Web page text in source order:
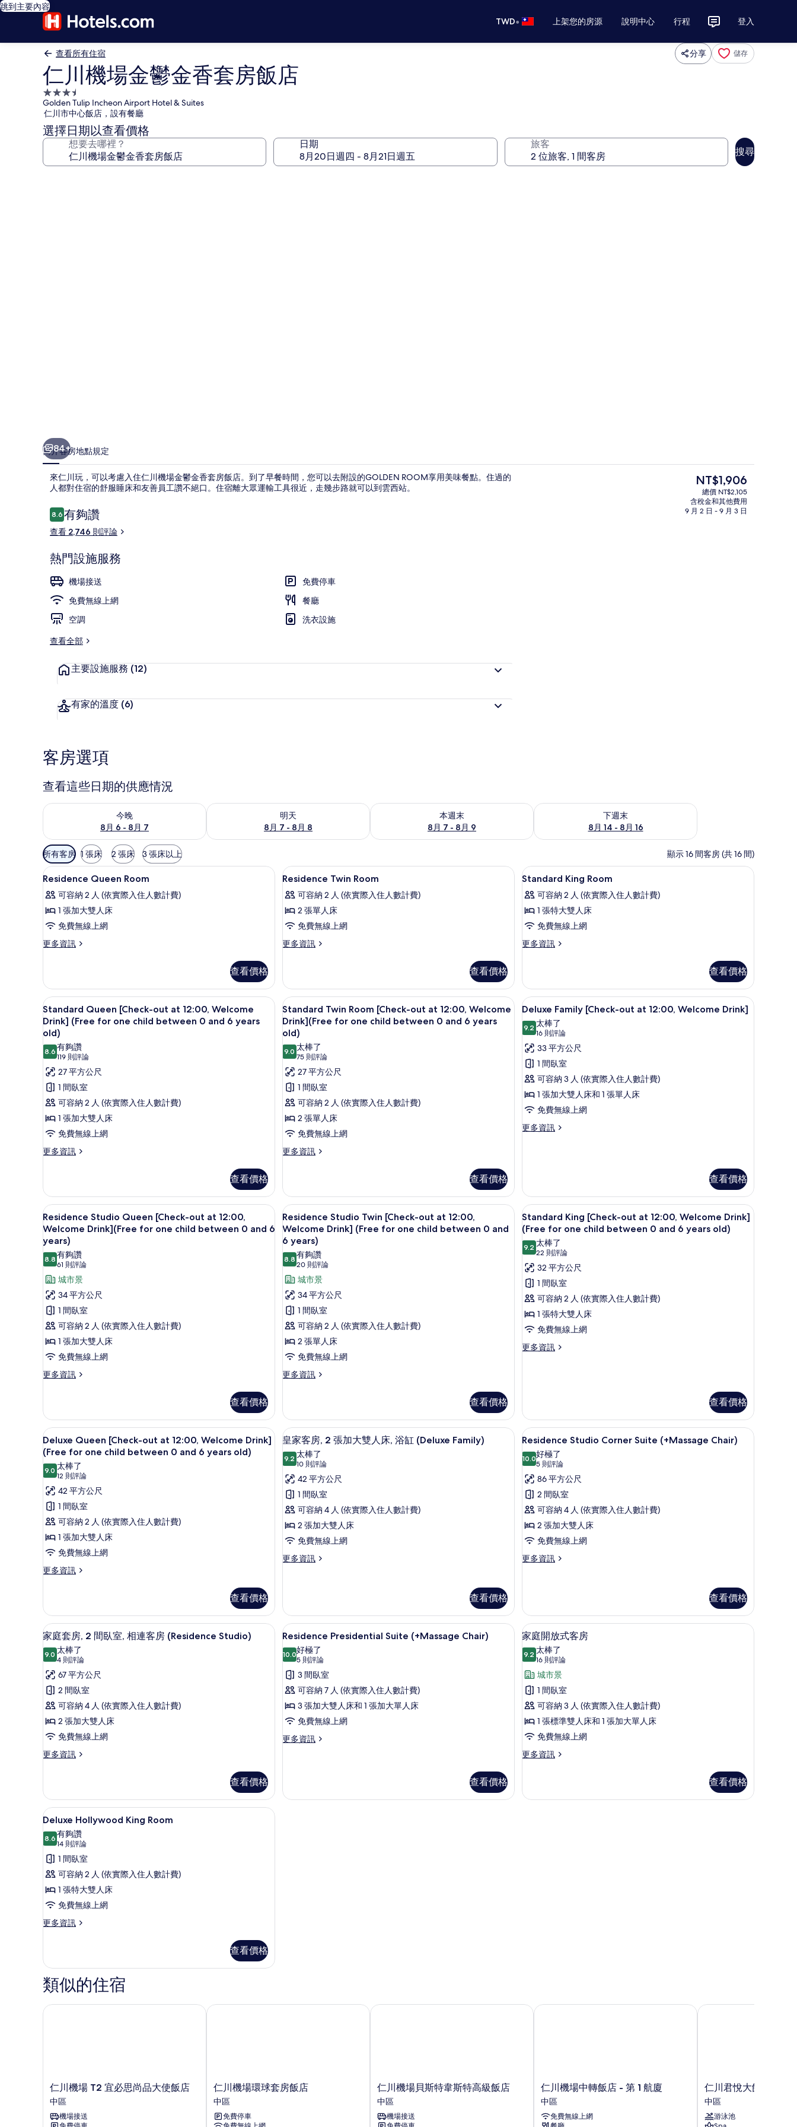
跳到主要內容
TWD• 上架您的房源 說明中心 行程 登入
查看所有住宿 分享 儲存
仁川機場金鬱金香套房飯店
3.5
星
級
住
宿
Golden Tulip Incheon Airport Hotel & Suites
仁川市中心飯店，設有餐廳
選擇日期以查看價格
想要去哪裡？ 日期 旅客
搜尋
片
集
接待大廳
84+
簡介客房地點規定
來仁川玩，可以考慮入住仁川機場金鬱金香套房飯店。到了早餐時間，您可以去附設的GOLDEN ROOM享用美味餐點。住過的
人都對住宿的舒服睡床和友善員工讚不絕口。住宿離大眾運輸工具很近，走幾步路就可以到雲西站。
評
論
8.68.6 分，滿分 10 分，
有夠讚
查看 2,746 則評論
熱門設施服務
機場接送
免費停車
免費無線上網
餐廳
空調
洗衣設施
查看全部
主要設施服務 (12)
有家的溫度 (6)
目
前
的
價
NT$1,906
總價 NT$2,105
含稅金和其他費用
9 月 2 日 - 9 月 3 日
客房選項
查看這些日期的供應情況
今晚
8月 6 - 8月 7
查看今晚 (8月 6 - 8月 7) 的供應情況
明天
8月 7 - 8月 8
查看明天 (8月 7 - 8月 8) 的供應情況
本週末
8月 7 - 8月 9
查看本週末 (8月 7 - 8月 9) 的供應情況
下週末
8月 14 - 8月 16
查看下週末 (8月 14 - 8月 16) 的供應情況
可
用
的
客
房
篩
選
條
所有客房 1 張床 2 張床 3 張床以上 顯示 16 間客房 (共 16 間)
顯
示
Residence
Queen
Room
的
相
片
遮光布/窗簾、免費無線上網、床單
3
Residence Queen Room
可容納 2 人 (依實際入住人數計費)
1 張加大雙人床
免費無線上網
更多資訊
更
Room
的
詳
情
查看價格
顯
示
Residence
Twin
Room
的
相
片
遮光布/窗簾、免費無線上網、床單
3
Residence Twin Room
可容納 2 人 (依實際入住人數計費)
2 張單人床
免費無線上網
更多資訊
更
Room
的
詳
情
查看價格
顯
示
Standard
King
Room
的
相
片
遮光布/窗簾、免費無線上網、床單
2
Standard King Room
可容納 2 人 (依實際入住人數計費)
1 張特大雙人床
免費無線上網
更多資訊
更
Room
的
詳
查看價格
顯
示
Standard
Queen
[Check-
out
at
12:00,
Welcome
Drink]
for
between
0
and
6
years
old)
的
所
有
相
片
Standard Queen [Check-out at 12:00, Welcome Drink] (Free for one child between 0 and 6 years old) | 遮光布/窗簾、免費無線上網、床單
4
Standard Queen [Check-out at 12:00, Welcome
Drink] (Free for one child between 0 and 6 years
old)
8.68.6 分，滿分 10 分
有夠讚
119 則評論
(119
則
評
論)
27 平方公尺
1 間臥室
可容納 2 人 (依實際入住人數計費)
1 張加大雙人床
免費無線上網
更多資訊
更
[Check-
out
at
12:00,
Welcome
Drink]
(Free
for
one
child
between
0
and
6
years
old)
詳
查看價格
顯
示
Standard
Twin
Room
[Check-
out
at
12:00,
Welcome
(Free
child
between
0
and
6
years
old)
的
所
有
相
片
Standard Twin Room [Check-out at 12:00, Welcome Drink](Free for one child between 0 and 6 years old) | 遮光布
4
Standard Twin Room [Check-out at 12:00, Welcome
Drink](Free for one child between 0 and 6 years
old)
9.09.0 分，滿分 10 分
太棒了
75 則評論
(75
則
評
論)
27 平方公尺
1 間臥室
可容納 2 人 (依實際入住人數計費)
2 張單人床
免費無線上網
更多資訊
更
Room
[Check-
out
at
12:00,
Welcome
Drink]
(Free
for
one
child
between
0
and
6
years
的
查看價格
顯
示
Deluxe
Family
[Check-
out
at
12:00,
Welcome
Drink]
相
片
Deluxe Family [Check-out at 12:00,
4
Deluxe Family [Check-out at 12:00, Welcome Drink]
9.29.2 分，滿分 10 分
太棒了
16 則評論
(16
則
評
論)
33 平方公尺
1 間臥室
可容納 3 人 (依實際入住人數計費)
1 張加大雙人床和 1 張單人床
免費無線上網
更多資訊
更
at
12:00,
Welcome
Drink]
的
詳
情
查看價格
顯
示
Residence
Studio
Queen
[Check-
out
at
12:00,
Welcome
Drink]
(Free
for
between
0
and
6
years)
的
所
有
相
片
Residence Studio Queen [Check-out at 12:00, Welcome Drink](Free for one child between 0 and 6 years) | 遮光布/窗簾、免費無線上網、床單
6
Residence Studio Queen [Check-out at 12:00,
Welcome Drink](Free for one child between 0 and 6
years)
8.88.8 分，滿分 10 分
有夠讚
61 則評論
(61
則
評
論)
城市景
34 平方公尺
1 間臥室
可容納 2 人 (依實際入住人數計費)
1 張加大雙人床
免費無線上網
更多資訊
更
Queen
[Check-
out
at
12:00,
Welcome
Drink]
(Free
for
one
child
between
and
6
years)
情
查看價格
顯
示
Residence
Studio
Twin
[Check-
out
at
12:00,
Welcome
Drink]
(Free
for
between
0
and
6
years)
的
所
有
相
Residence Studio Twin [Check-out at 12:00, Welcome Drink] (Free for one child between 0 and 6 years) | 遮光布/
4
Residence Studio Twin [Check-out at 12:00,
Welcome Drink] (Free for one child between 0 and
6 years)
8.88.8 分，滿分 10 分
有夠讚
20 則評論
(20
則
評
論)
城市景
34 平方公尺
1 間臥室
可容納 2 人 (依實際入住人數計費)
2 張單人床
免費無線上網
更多資訊
更
Twin
[Check-
out
12:00,
Welcome
Drink]
(Free
for
one
child
between
0
and
6
情
查看價格
顯
示
Standard
King
[Check-
out
at
12:00,
Welcome
Drink]
(Free
0
and
6
years
old)
的
所
有
相
Standard King [Check-out at 12:00,
5
Standard King [Check-out at 12:00, Welcome Drink]
(Free for one child between 0 and 6 years old)
9.29.2 分，滿分 10 分
太棒了
22 則評論
(22
則
評
論)
32 平方公尺
1 間臥室
可容納 2 人 (依實際入住人數計費)
1 張特大雙人床
免費無線上網
更多資訊
更
at
12:00,
Welcome
Drink]
(Free
for
one
child
between
0
6
years
的
查看價格
顯
示
Deluxe
Queen
[Check-
out
at
12:00,
Welcome
Drink]
(Free
child
between
0
and
6
years
old)
的
所
有
相
Deluxe Queen [Check-out at 12:00, Welcome Drink] (Free for one child between 0 and 6 years old) | 遮光布/窗簾、免費無線上網、床單
6
Deluxe Queen [Check-out at 12:00, Welcome Drink]
(Free for one child between 0 and 6 years old)
9.09.0 分，滿分 10 分
太棒了
12 則評論
(12
則
評
論)
42 平方公尺
1 間臥室
可容納 2 人 (依實際入住人數計費)
1 張加大雙人床
免費無線上網
更多資訊
更
[Check-
out
at
12:00,
Welcome
Drink]
(Free
for
one
child
between
and
6
years
詳
查看價格
顯
示
皇
家
客
房,
2
張
加
床,
浴
缸
(Deluxe
Family)
的
所
有
相
皇家客房, 2 張加大雙人床, 浴缸 (Deluxe Family) | 遮光布/窗簾、免費無線上網、床單
5
皇家客房, 2 張加大雙人床, 浴缸 (Deluxe Family)
9.29.2 分，滿分 10 分
太棒了
10 則評論
(10
則
評
論)
42 平方公尺
1 間臥室
可容納 4 人 (依實際入住人數計費)
2 張加大雙人床
免費無線上網
更多資訊
更
房,
張
大
雙
人
床,
浴
缸
(Deluxe
Family)
的
查看價格
顯
示
Residence
Studio
Corner
Suite
(+Massage
Chair)
的
所
片
Residence Studio Corner Suite (+Massage
6
Residence Studio Corner Suite (+Massage Chair)
10.010.0 分，滿分 10 分
好極了
5 則評論
(5
則
評
論)
86 平方公尺
2 間臥室
可容納 4 人 (依實際入住人數計費)
2 張加大雙人床
免費無線上網
更多資訊
更
Suite
(+Massage
Chair)
的
詳
情
查看價格
顯
示
家
庭
套
房,
2
間
臥
連
客
房
(Residence
Studio)
的
所
有
相
家庭套房, 2 間臥室, 相連客房 (Residence Studio) | 遮光布/窗簾、免費無線上網、床單
8
家庭套房, 2 間臥室, 相連客房 (Residence Studio)
9.09.0 分，滿分 10 分
太棒了
4 則評論
(4
則
評
論)
67 平方公尺
2 間臥室
可容納 4 人 (依實際入住人數計費)
2 張加大雙人床
免費無線上網
更多資訊
更
套
房,
2
臥
相
連
房
(Residence
的
查看價格
顯
示
Residence
Presidential
Suite
(+Massage
Chair)
的
所
片
Residence Presidential Suite (+Massage Chair) | 遮光布/窗簾、免費無線上網、床單
7
Residence Presidential Suite (+Massage Chair)
10.010.0 分，滿分 10 分
好極了
5 則評論
(5
則
評
論)
3 間臥室
可容納 7 人 (依實際入住人數計費)
3 張加大雙人床和 1 張加大單人床
免費無線上網
更多資訊
更
(+Massage
Chair)
查看價格
顯
示
家
庭
開
放
式
客
房
有
家庭開放式客房 | 遮光布/窗簾、免費無線上網
4
家庭開放式客房
9.29.2 分，滿分 10 分
太棒了
16 則評論
(16
則
評
論)
城市景
1 間臥室
可容納 3 人 (依實際入住人數計費)
1 張標準雙人床和 1 張加大單人床
免費無線上網
更多資訊
更
開
查看價格
顯
示
Deluxe
Hollywood
King
Room
的
有
片
Deluxe Hollywood King Room | 遮光布/窗簾、免費無線上網、床單
3
Deluxe Hollywood King Room
8.68.6 分，滿分 10 分
有夠讚
14 則評論
(14
則
評
論)
1 間臥室
可容納 2 人 (依實際入住人數計費)
1 張特大雙人床
免費無線上網
更多資訊
更
King
Room
的
詳
情
查看價格
類似的住宿
仁
川
機
場
仁川機場 T2 宜必思尚品大使飯店
中區
機場接送
仁川機場 T2 宜必思尚品大使飯店
仁
川
機
場
仁川機場環球套房飯店
中區
免費停車
仁川機場環球套房飯店
仁
川
機
場
仁川機場貝斯特韋斯特高級飯店
中區
機場接送
仁川機場貝斯特韋斯特高級飯店
仁
川
機
場
仁川機場中轉飯店 - 第 1 航廈
中區
免費無線上網
仁川機場中轉飯店 - 第 1 航廈
仁
川
君
悅
仁川君悅大飯店
中區
游泳池
仁川君悅大飯店